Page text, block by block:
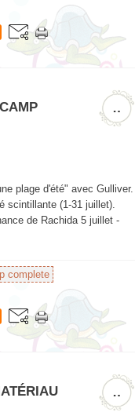
…
plage d'été" avec Gulliver.
scintillante (1-31 juillet).
de Rachida 5 juillet -
complete
…